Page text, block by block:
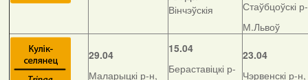
Вінчэўскія
Стаўбцоўскі
М.Львоў
29.04
Маларыцкі р-н,
15.04
Бераставіцкі р-
23.04
Чэрвенскі р-н,